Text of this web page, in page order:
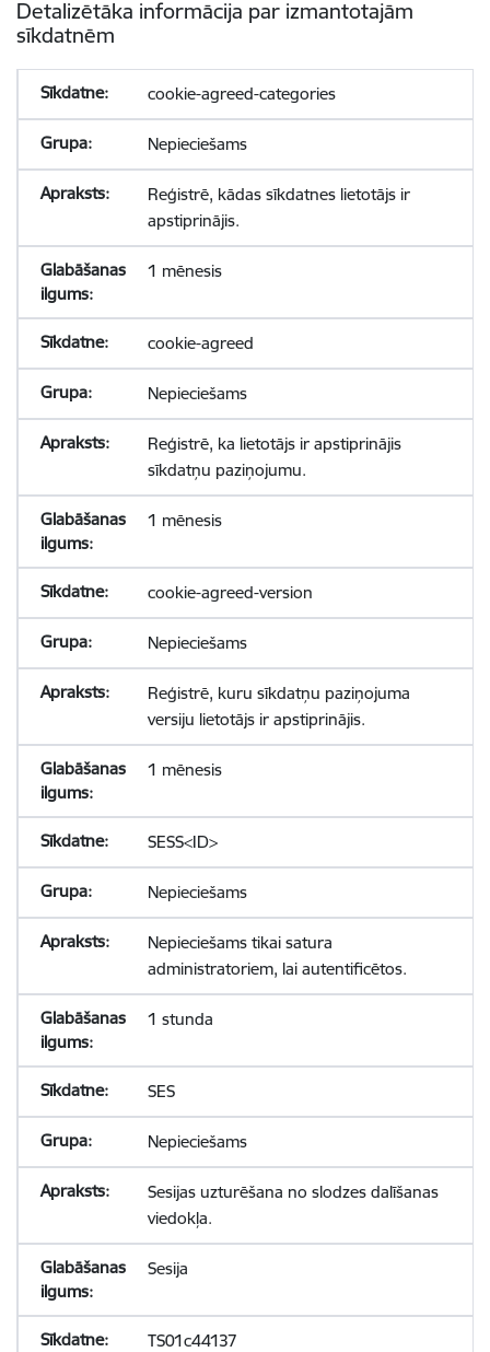
Detalizētāka informācija par izmantotajām
sīkdatnēm
cookie-agreed-categories
Nepieciešams
Reģistrē, kādas sīkdatnes lietotājs ir
apstiprinājis.
1 mēnesis
cookie-agreed
Nepieciešams
Reģistrē, ka lietotājs ir apstiprinājis
sīkdatņu paziņojumu.
1 mēnesis
cookie-agreed-version
Nepieciešams
Reģistrē, kuru sīkdatņu paziņojuma
versiju lietotājs ir apstiprinājis.
1 mēnesis
SESS<ID>
Nepieciešams
Nepieciešams tikai satura
administratoriem, lai autentificētos.
1 stunda
SES
Nepieciešams
Sesijas uzturēšana no slodzes dalīšanas
viedokļa.
Sesija
TS01c44137